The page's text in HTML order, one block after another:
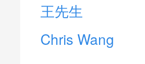
王先生
Chris Wang